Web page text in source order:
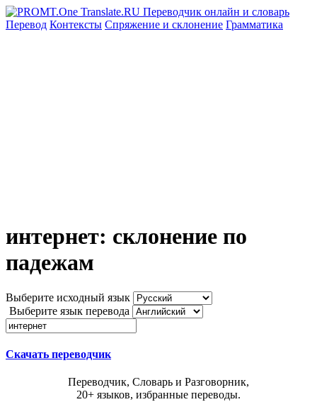
Перевод Контексты Спряжение и склонение Грамматика
интернет: склонение по
падежам
Выберите исходный язык
Выберите язык перевода
Скачать переводчик
Переводчик, Словарь и Разговорник,
20+ языков, избранные переводы.